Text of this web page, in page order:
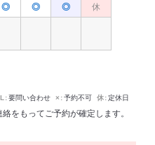
◎
◎
◎
休
要問い合わせ × 予約不可 休 定休日
をもってご予約が確定します。